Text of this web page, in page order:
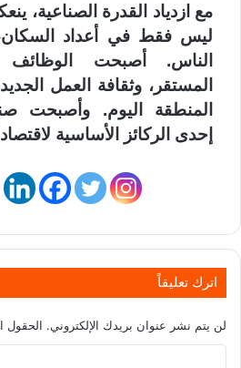
مع ازدياد القدرة الصناعية،
ليس فقط في أعداد
الناس. أصبحت الوظائف
المستقر، وثقافة العمل
المنطقة اليوم. وأصبحت
إحدى الركائز الأساسية
اترك تعليقاً
لن يتم نشر عنوان بريدك الإلكتروني. الحقول